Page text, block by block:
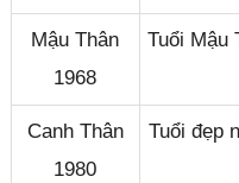
Mậu Thân
1968
Tuổi Mậu
Canh Thân
1980
Tuổi đẹp